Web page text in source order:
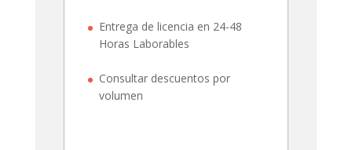
Entrega de licencia en 24-48
Horas Laborables
Consultar descuentos por
volumen